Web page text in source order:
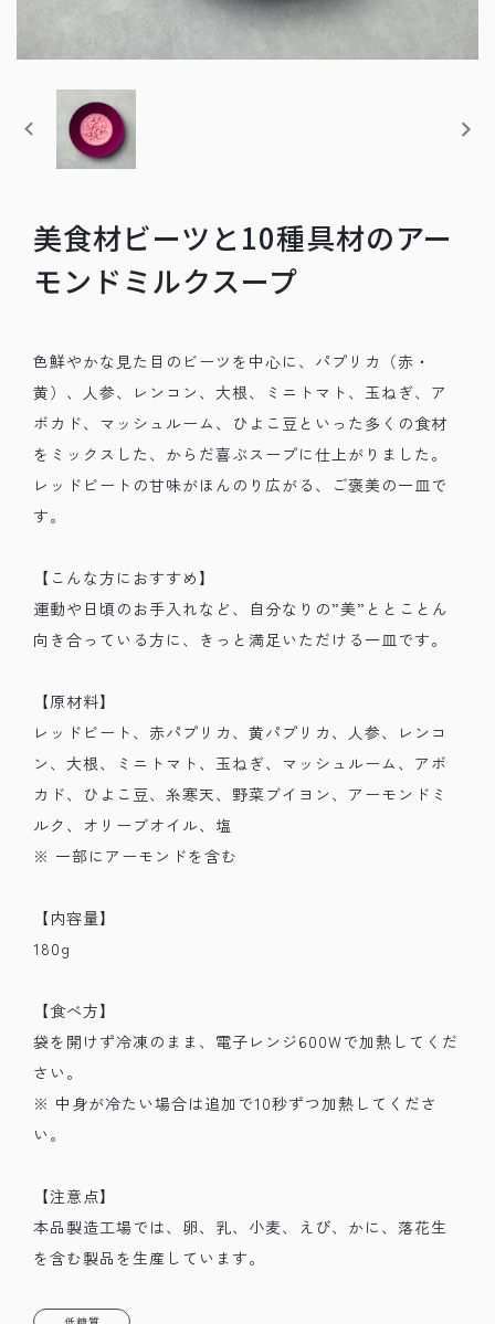
美食材ビーツと10種具材のアー
モンドミルクスープ
色鮮やかな見た目のビーツを中心に、パプリカ（赤・
黄）、人参、レンコン、大根、ミニトマト、玉ねぎ、ア
ボカド、マッシュルーム、ひよこ豆といった多くの食材
をミックスした、からだ喜ぶスープに仕上がりました。
レッドビートの甘味がほんのり広がる、ご褒美の一皿で
す。
【こんな方におすすめ】
運動や日頃のお手入れなど、自分なりの”美”ととことん
向き合っている方に、きっと満足いただける一皿です。
【原材料】
レッドビート、赤パプリカ、黄パプリカ、人参、レンコ
ン、大根、ミニトマト、玉ねぎ、マッシュルーム、アボ
カド、ひよこ豆、糸寒天、野菜ブイヨン、アーモンドミ
ルク、オリーブオイル、塩
※ 一部にアーモンドを含む
【内容量】
180g
【食べ方】
袋を開けず冷凍のまま、電子レンジ600Wで加熱してくだ
さい。
※ 中身が冷たい場合は追加で10秒ずつ加熱してくださ
い。
【注意点】
本品製造工場では、卵、乳、小麦、えび、かに、落花生
を含む製品を生産しています。